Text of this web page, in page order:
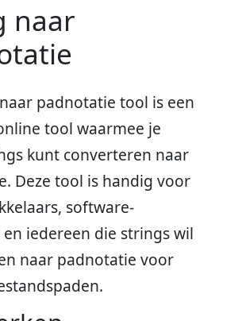
naar
padnotatie tool is een
tool waarmee je
kunt converteren naar
Deze tool is handig voor
software-
iedereen die strings wil
naar padnotatie voor